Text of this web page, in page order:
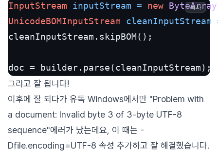
InputStream
inputStream = new
UnicodeBOMInputStream
cleanInputStream
cleanInputStream.skipBOM();
doc = builder.parse(cleanInputStream);
복사
그리고 잘 됩니다!
이후에 잘 되다가 유독 Windows에서만 "Problem with
a document: Invalid byte 3 of 3-byte UTF-8
sequence"에러가 났는데요, 이 때는 -
Dfile.encoding=UTF-8 속성 추가하고 잘 해결했습니다.